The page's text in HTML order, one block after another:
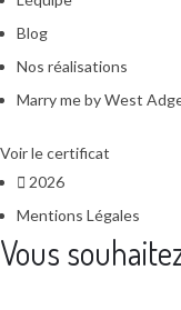
Blog
Nos réalisations
Marry me by West
Voir le certificat
2026
Mentions Légales
Vous